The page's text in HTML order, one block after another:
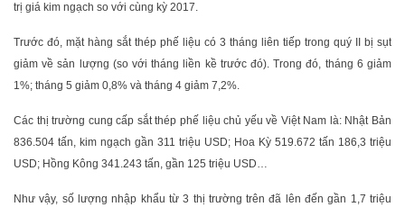
trị giá kim ngạch so với cùng kỳ 2017.
Trước đó, mặt hàng sắt thép phế liệu có 3 tháng liên tiếp trong quý II bị sụt
giảm về sản lượng (so với tháng liền kề trước đó). Trong đó, tháng 6 giảm
1%; tháng 5 giảm 0,8% và tháng 4 giảm 7,2%.
Các thị trường cung cấp sắt thép phế liệu chủ yếu về Việt Nam là: Nhật Bản
836.504 tấn, kim ngạch gần 311 triệu USD; Hoa Kỳ 519.672 tấn 186,3 triệu
USD; Hồng Kông 341.243 tấn, gần 125 triệu USD…
Như vậy, số lượng nhập khẩu từ 3 thị trường trên đã lên đến gần 1,7 triệu